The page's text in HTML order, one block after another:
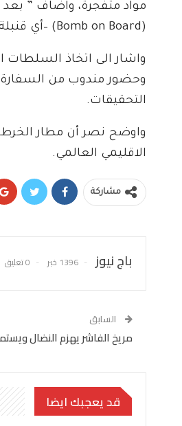
مواد متفجرة، واضاف ” بعد
(Bomb on Board) –أي قنبلة على متن الطائرة-، وسرعان ما ابلغ طاقم الطائرة”.
واشار الى اتخاذ السلطات
وحضور مندوب من السفارة
التحقيقات.
واوضح نصر أن مطار
الاقليمي العالمي.
مشاركة
باج نيوز 1396 خبر 0 تعليق
السابق
مريخ الفاشر يهزم النضال
قد يعجبك ايضا